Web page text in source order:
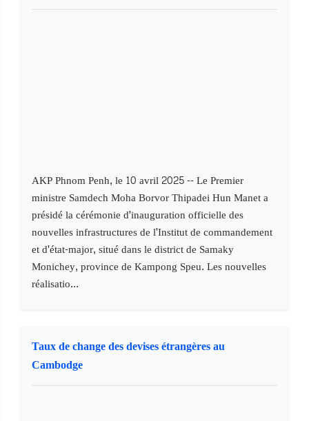
AKP Phnom Penh, le 10 avril 2025 -- Le Premier
ministre Samdech Moha Borvor Thipadei Hun Manet a
présidé la cérémonie d'inauguration officielle des
nouvelles infrastructures de l'Institut de commandement
et d'état-major, situé dans le district de Samaky
Monichey, province de Kampong Speu. Les nouvelles
réalisatio...
Taux de change des devises étrangères au
Cambodge